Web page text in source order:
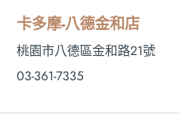
卡多摩-八德金和店
桃園市八德區金和路21號
03-361-7335